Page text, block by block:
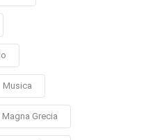
Musica
Grecia